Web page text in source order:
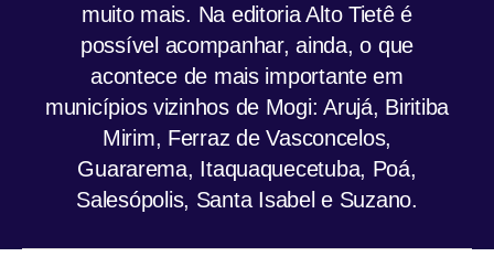
muito mais. Na editoria Alto Tietê é
possível acompanhar, ainda, o que
acontece de mais importante em
municípios vizinhos de Mogi: Arujá, Biritiba
Mirim, Ferraz de Vasconcelos,
Guararema, Itaquaquecetuba, Poá,
Salesópolis, Santa Isabel e Suzano.